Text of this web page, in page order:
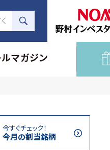
ルマガジン
今すぐチェック！
今月の割当銘柄